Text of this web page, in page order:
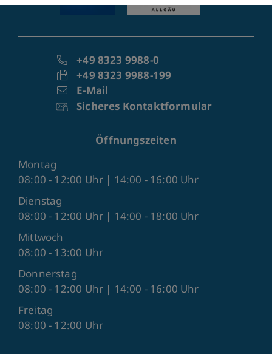
+49 8323 9988-0
+49 8323 9988-199
E-Mail
Sicheres Kontaktformular
Öffnungszeiten
Montag
08:00 - 12:00 Uhr | 14:00 - 16:00 Uhr
Dienstag
08:00 - 12:00 Uhr | 14:00 - 18:00 Uhr
Mittwoch
08:00 - 13:00 Uhr
Donnerstag
08:00 - 12:00 Uhr | 14:00 - 16:00 Uhr
Freitag
08:00 - 12:00 Uhr